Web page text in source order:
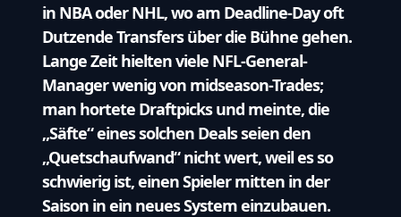
in NBA oder NHL, wo am Deadline-Day oft
Dutzende Transfers über die Bühne gehen.
Lange Zeit hielten viele NFL-General-
Manager wenig von midseason-Trades;
man hortete Draftpicks und meinte, die
„Säfte“ eines solchen Deals seien den
„Quetschaufwand“ nicht wert, weil es so
schwierig ist, einen Spieler mitten in der
Saison in ein neues System einzubauen.